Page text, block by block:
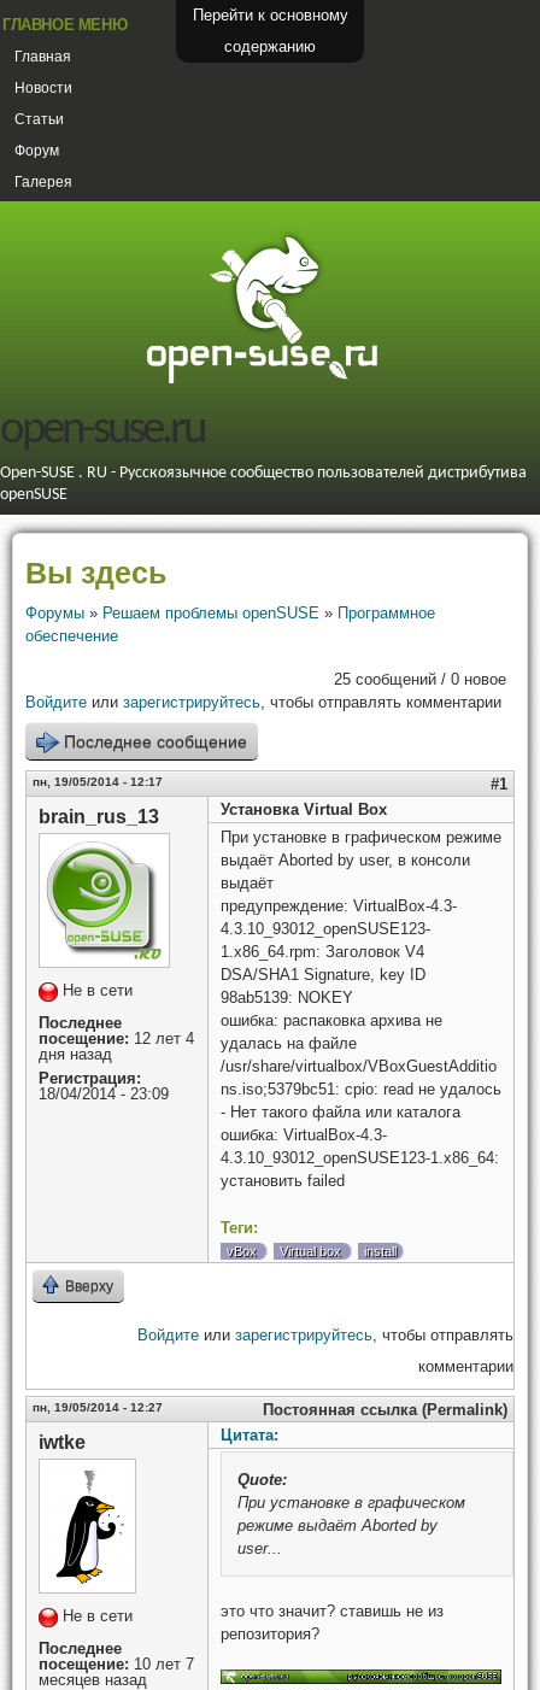
Перейти к основному
содержанию
ГЛАВНОЕ МЕНЮ
Главная
Новости
Статьи
Форум
Галерея
open-suse.ru
Open-SUSE . RU - Русскоязычное сообщество пользователей дистрибутива
openSUSE
Вы здесь
Форумы » Решаем проблемы openSUSE » Программное
обеспечение
25 сообщений / 0 новое
Войдите или зарегистрируйтесь, чтобы отправлять комментарии
Последнее сообщение
пн, 19/05/2014 - 12:17 #1
brain_rus_13
Не в сети
Последнее
посещение: 12 лет 4
дня назад
Регистрация:
18/04/2014 - 23:09
Установка Virtual Box
При установке в графическом режиме
выдаёт Aborted by user, в консоли
выдаёт
предупреждение: VirtualBox-4.3-
4.3.10_93012_openSUSE123-
1.x86_64.rpm: Заголовок V4
DSA/SHA1 Signature, key ID
98ab5139: NOKEY
ошибка: распаковка архива не
удалась на файле
/usr/share/virtualbox/VBoxGuestAdditio
ns.iso;5379bc51: cpio: read не удалось
- Нет такого файла или каталога
ошибка: VirtualBox-4.3-
4.3.10_93012_openSUSE123-1.x86_64:
установить failed
Теги:
vBox Virtual box install
Вверху
Войдите или зарегистрируйтесь , чтобы отправлять
комментарии
пн, 19/05/2014 - 12:27 Постоянная ссылка (Permalink)
iwtke
Не в сети
Последнее
посещение: 10 лет 7
месяцев назад
Цитата:
Quote:
При установке в графическом
режиме выдаёт Aborted by
user...
это что значит? ставишь не из
репозитория?